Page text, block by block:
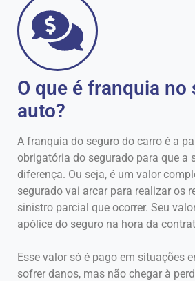
O que é franquia no
auto?
A franquia do seguro do carro é a
obrigatória do segurado para que a
diferença. Ou seja, é um valor
segurado vai arcar para realizar os
sinistro parcial que ocorrer. Seu
apólice do seguro na hora da
Esse valor só é pago em situações
sofrer danos, mas não chegar à